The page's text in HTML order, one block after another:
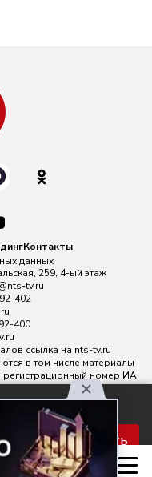
Принять
Контакты
данных
259, 4-ый этаж
tv.ru
402
400
ссылка на nts-tv.ru
в том числе материалы
номер ИА
службой по
технологий и массовых
Александрович
16+